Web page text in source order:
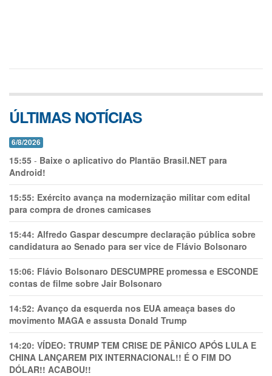
ÚLTIMAS NOTÍCIAS
6/8/2026
15:55 - Baixe o aplicativo do Plantão Brasil.NET para
Android!
15:55: Exército avança na modernização militar com edital
para compra de drones camicases
15:44: Alfredo Gaspar descumpre declaração pública sobre
candidatura ao Senado para ser vice de Flávio Bolsonaro
15:06: Flávio Bolsonaro DESCUMPRE promessa e ESCONDE
contas de filme sobre Jair Bolsonaro
14:52: Avanço da esquerda nos EUA ameaça bases do
movimento MAGA e assusta Donald Trump
14:20: VÍDEO: TRUMP TEM CRlSE DE PÂNlCO APÓS LULA E
CHINA LANÇAREM PIX INTERNACIONAL!! É O FIM DO
DÓLAR!! ACABOU!!